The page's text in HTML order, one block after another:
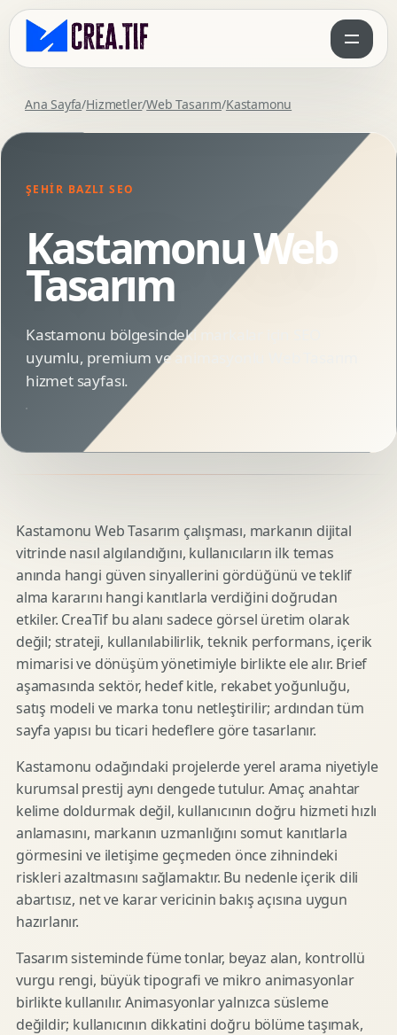
Ana Sayfa/Hizmetler/Web Tasarım/Kastamonu
ŞEHIR BAZLI SEO
Kastamonu Web
Tasarım
Kastamonu bölgesindeki markalar için SEO
uyumlu, premium ve animasyonlu Web Tasarım
hizmet sayfası.
Kastamonu Web Tasarım çalışması, markanın dijital
vitrinde nasıl algılandığını, kullanıcıların ilk temas
anında hangi güven sinyallerini gördüğünü ve teklif
alma kararını hangi kanıtlarla verdiğini doğrudan
etkiler. CreaTif bu alanı sadece görsel üretim olarak
değil; strateji, kullanılabilirlik, teknik performans, içerik
mimarisi ve dönüşüm yönetimiyle birlikte ele alır. Brief
aşamasında sektör, hedef kitle, rekabet yoğunluğu,
satış modeli ve marka tonu netleştirilir; ardından tüm
sayfa yapısı bu ticari hedeflere göre tasarlanır.
Kastamonu odağındaki projelerde yerel arama niyetiyle
kurumsal prestij aynı dengede tutulur. Amaç anahtar
kelime doldurmak değil, kullanıcının doğru hizmeti hızlı
anlamasını, markanın uzmanlığını somut kanıtlarla
görmesini ve iletişime geçmeden önce zihnindeki
riskleri azaltmasını sağlamaktır. Bu nedenle içerik dili
abartısız, net ve karar vericinin bakış açısına uygun
hazırlanır.
Tasarım sisteminde füme tonlar, beyaz alan, kontrollü
vurgu rengi, büyük tipografi ve mikro animasyonlar
birlikte kullanılır. Animasyonlar yalnızca süsleme
değildir; kullanıcının dikkatini doğru bölüme taşımak,